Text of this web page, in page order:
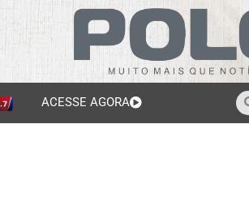
ACESSE AGORA